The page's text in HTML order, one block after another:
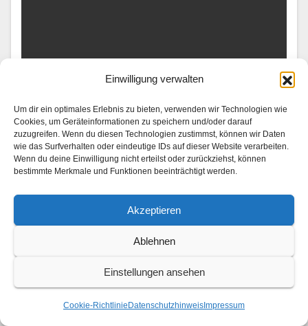
Einwilligung verwalten
Um dir ein optimales Erlebnis zu bieten, verwenden wir Technologien wie
Cookies, um Geräteinformationen zu speichern und/oder darauf
zuzugreifen. Wenn du diesen Technologien zustimmst, können wir Daten
wie das Surfverhalten oder eindeutige IDs auf dieser Website verarbeiten.
Wenn du deine Einwilligung nicht erteilst oder zurückziehst, können
bestimmte Merkmale und Funktionen beeinträchtigt werden.
Akzeptieren
Ablehnen
Einstellungen ansehen
Cookie-Richtlinie Datenschutzhinweis Impressum
Trip down memory lane: Analoge
Reiseerinnerungen
1. AUGUST 2026
Mit Lea van Acken, Gizem Emre und Ben Felipe
Momente wiederzuentdecken, die jede Reise prägen
Von Orten der Kind­heit und Lieblingsvierteln bis hin zu